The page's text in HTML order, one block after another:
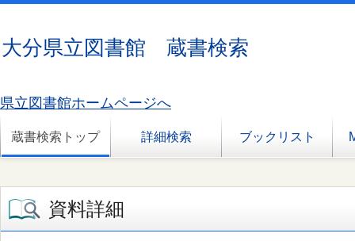
大分県立図書館 蔵書検索
県立図書館ホームページへ
蔵書検索トップ 詳細検索 ブックリスト
資料詳細